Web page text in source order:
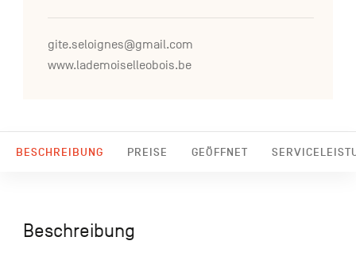
BESCHREIBUNG PREISE GEÖFFNET
gite.seloignes@gmail.com
www.lademoiselleobois.be
Beschreibung